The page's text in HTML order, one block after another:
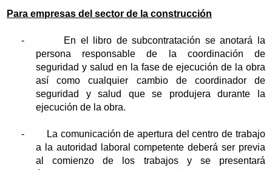
Para empresas del sector de la construcción
-
En el libro de subcontratación se anotará la
persona responsable de la coordinación de
seguridad y salud en la fase de ejecución de la obra
así como cualquier cambio de coordinador de
seguridad y salud que se produjera durante la
ejecución de la obra.
-
La comunicación de apertura del centro de trabajo
a la autoridad laboral competente deberá ser previa
al comienzo de los trabajos y se presentará